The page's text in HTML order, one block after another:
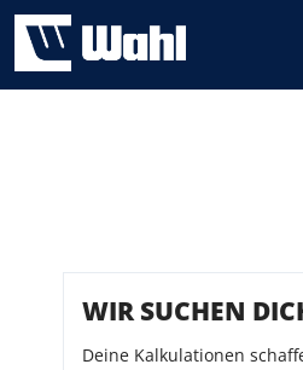
WIR SUCHEN
Deine Kalkulationen